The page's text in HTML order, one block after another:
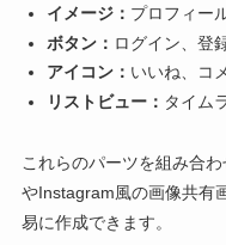
イメージ： プロフィー
ボタン： ログイン、登
アイコン： いいね、コ
リストビュー： タイム
これらのパーツを組み合
やInstagram風の画像共有
易に作成できます。